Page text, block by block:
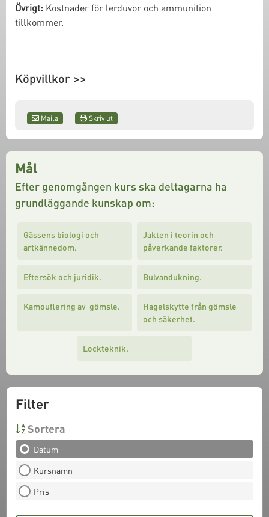
Övrigt: Kostnader för lerduvor och ammunition
tillkommer.
Köpvillkor >>
Maila Skriv ut
Mål
Efter genomgången kurs ska deltagarna ha
grundläggande kunskap om:
Gässens biologi och
artkännedom.
Jakten i teorin och
påverkande faktorer.
Eftersök och juridik. Bulvandukning.
Kamouflering av gömsle.
Hagelskytte från gömsle
och säkerhet.
Lockteknik.
Filter
Sortera
Datum
Kursnamn
Pris